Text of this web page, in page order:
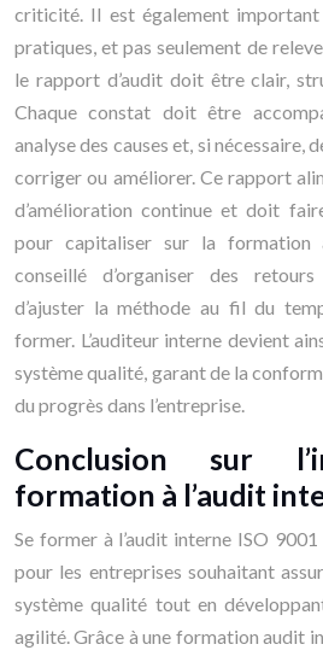
criticité. Il est également
pratiques, et pas seulement de
le rapport d’audit doit être clair,
Chaque constat doit être
analyse des causes et, si nécessaire,
corriger ou améliorer. Ce rapport
d’amélioration continue et doit
pour capitaliser sur la formation
conseillé d’organiser des retours
d’ajuster la méthode au fil du
former. L’auditeur interne devient
système qualité, garant de la
du progrès dans l’entreprise.
Conclusion sur
formation à l’audit
Se former à l’audit interne ISO
pour les entreprises souhaitant
système qualité tout en
agilité. Grâce à une formation audit